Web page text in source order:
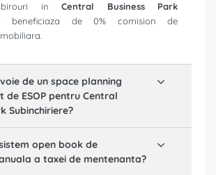
in Central Business Park
beneficiaza de 0% comision de
de un space planning
ESOP pentru Central
Subinchiriere?
open book de
a taxei de mentenanta?